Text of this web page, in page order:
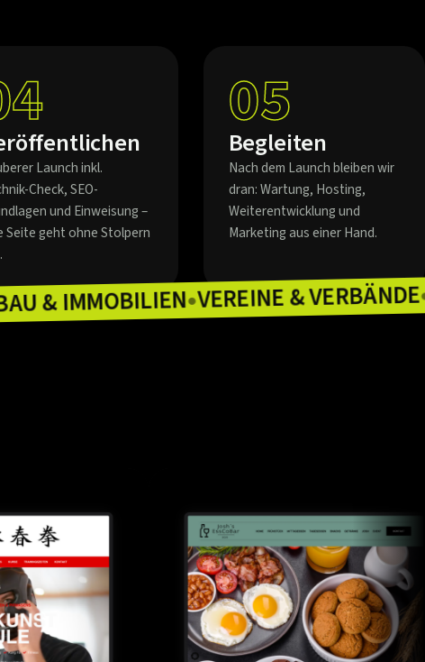
Launch inkl.
Check, SEO-
und Einweisung –
Seite geht ohne Stolpern
05
Begleiten
Nach dem Launch bleiben wir
dran: Wartung, Hosting,
Weiterentwicklung und
Marketing aus einer Hand.
●BAU & IMMOBILIEN●VEREINE &